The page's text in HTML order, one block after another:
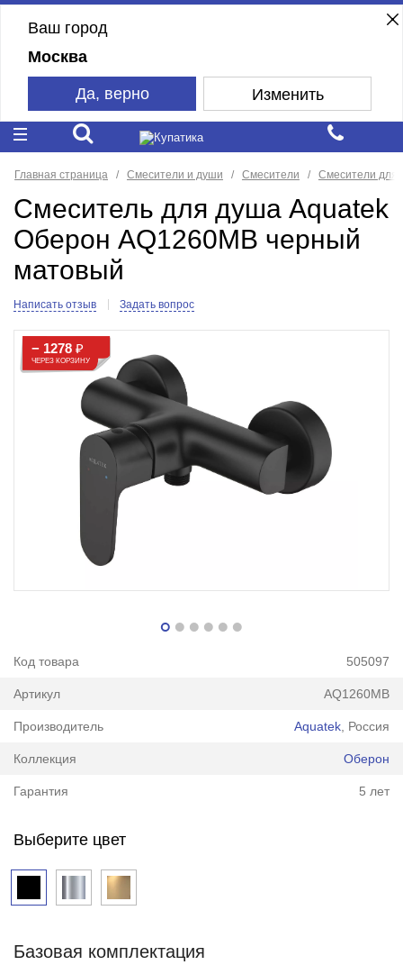
Ваш город
Москва
Да, верно Изменить
Главная страница Смесители и души Смесители Смесители для
Смеситель для душа Aquatek
Оберон AQ1260MB черный
матовый
Написать отзыв Задать вопрос
− 1278₽
ЧЕРЕЗ КОРЗИНУ
Код товара 505097
Артикул AQ1260MB
Производитель Aquatek , Россия
Коллекция Оберон
Гарантия 5 лет
Выберите цвет
Базовая комплектация